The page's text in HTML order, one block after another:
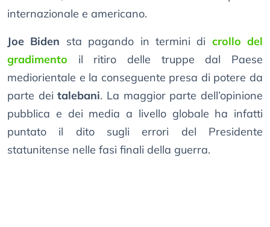
internazionale e americano.
Joe Biden sta pagando in termini di crollo del
gradimento il ritiro delle truppe dal Paese
mediorientale e la conseguente presa di potere da
parte deitalebani. La maggior parte dell’opinione
pubblica e dei media a livello globale ha infatti
puntato il dito sugli errori del Presidente
statunitense nelle fasi finali della guerra.